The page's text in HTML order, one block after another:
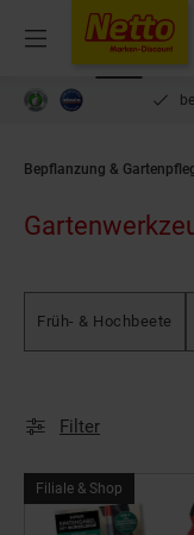
Menü
Bepflanzung &
Früh- & Hochbeete
Filter
Filiale & Shop
&
Online